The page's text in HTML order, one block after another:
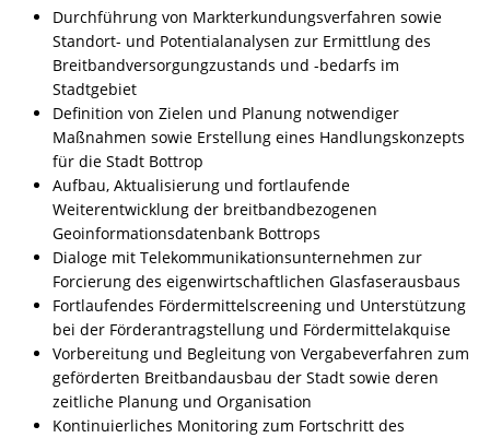
Durchführung von Markterkundungsverfahren sowie
Standort- und Potentialanalysen zur Ermittlung des
Breitbandversorgungzustands und -bedarfs im
Stadtgebiet
Definition von Zielen und Planung notwendiger
Maßnahmen sowie Erstellung eines Handlungskonzepts
für die Stadt Bottrop
Aufbau, Aktualisierung und fortlaufende
Weiterentwicklung der breitbandbezogenen
Geoinformationsdatenbank Bottrops
Dialoge mit Telekommunikationsunternehmen zur
Forcierung des eigenwirtschaftlichen Glasfaserausbaus
Fortlaufendes Fördermittelscreening und Unterstützung
bei der Förderantragstellung und Fördermittelakquise
Vorbereitung und Begleitung von Vergabeverfahren zum
geförderten Breitbandausbau der Stadt sowie deren
zeitliche Planung und Organisation
Kontinuierliches Monitoring zum Fortschritt des